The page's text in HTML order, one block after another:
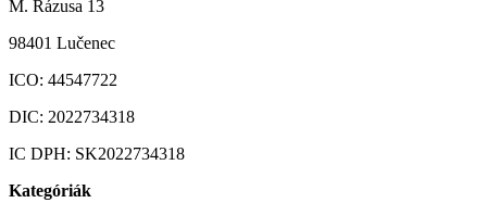
M. Rázusa 13
98401 Lučenec
ICO: 44547722
DIC: 2022734318
IC DPH: SK2022734318
Kategóriák